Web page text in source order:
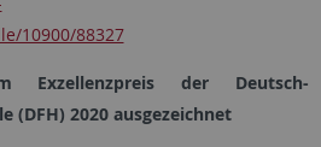
10900/88327
Exzellenzpreis der Deutsch-
(DFH) 2020 ausgezeichnet